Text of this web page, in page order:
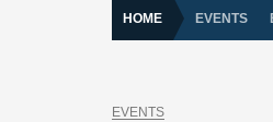
HOME EVENTS
EVENTS